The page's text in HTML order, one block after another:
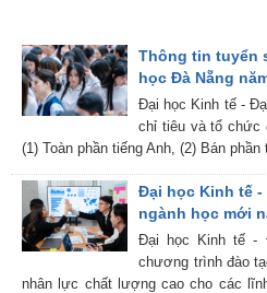
Thông tin tuyển
học Đà Nẵng
Đại học Kinh tế -
chỉ tiêu và tổ chức
(1) Toàn phần tiếng Anh, (2) Bán
Đại học Kinh tế -
ngành học mới
Đại học Kinh tế -
chương trình đào
nhân lực chất lượng cao cho các